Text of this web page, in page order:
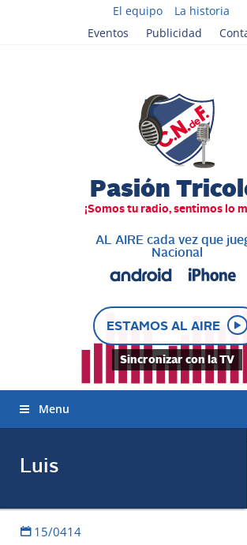
El equipo
La historia
Eventos
Publicidad
AL AIRE cada vez que
Nacional
ESTAMOS AL AIRE
Sincronizar con la TV
Menu
Luis
15/0414